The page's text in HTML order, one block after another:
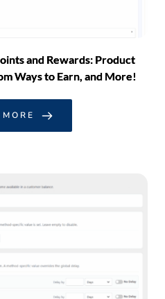
and Rewards: Product
Ways to Earn, and More!